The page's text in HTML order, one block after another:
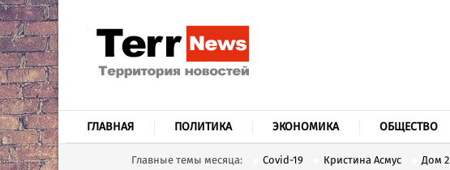
ГЛАВНАЯ ПОЛИТИКА ЭКОНОМИКА ОБЩЕСТВО
Главные темы месяца: Covid-19 Кристина Асмус Дом 2